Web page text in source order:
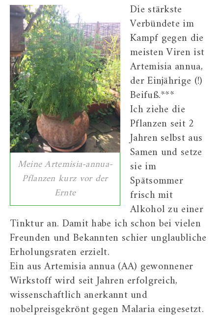
Meine Artemisia-annua-
Pflanzen kurz vor der
Ernte
Die stärkste
Verbündete im
Kampf gegen die
meisten Viren ist
Artemisia annua,
der Einjährige (!)
Beifuß.***
Ich ziehe die
Pflanzen seit 2
Jahren selbst aus
Samen und setze
sie im
Spätsommer
frisch mit
Alkohol zu einer
Tinktur an. Damit habe ich schon bei vielen
Freunden und Bekannten schier unglaubliche
Erholungsraten erzielt.
Ein aus Artemisia annua (AA) gewonnener
Wirkstoff wird seit Jahren erfolgreich,
wissenschaftlich anerkannt und
nobelpreisgekrönt gegen Malaria eingesetzt.